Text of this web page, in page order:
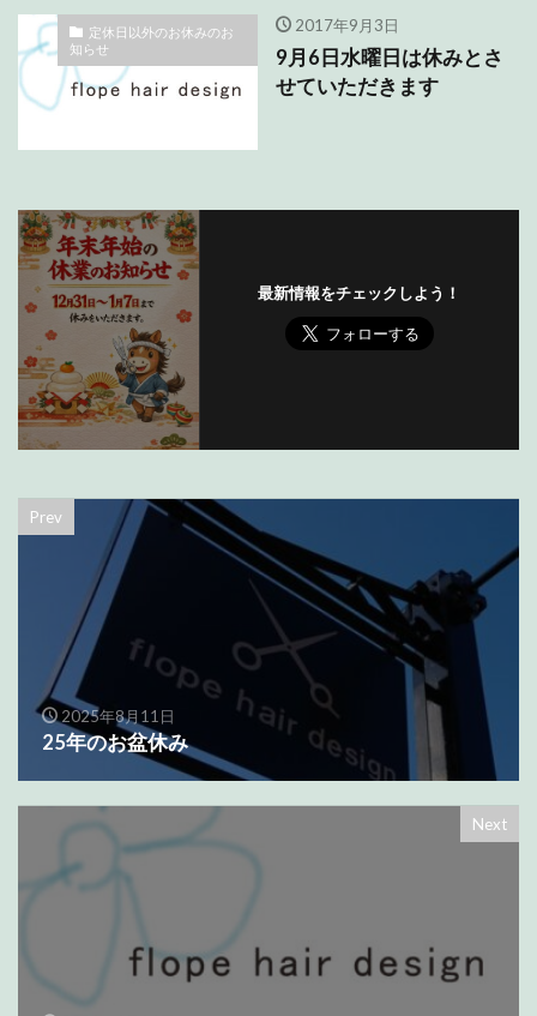
定休日以外のお休みのお
知らせ
2017年9月3日
9月6日水曜日は休みとさ
せていただきます
最新情報をチェックしよう！
Prev
2025年8月11日
25年のお盆休み
Next